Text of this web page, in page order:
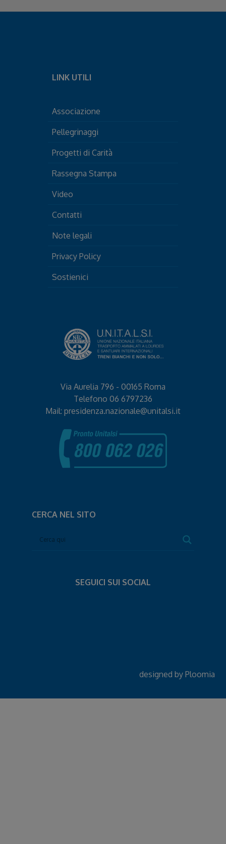
LINK UTILI
Associazione
Pellegrinaggi
Progetti di Carità
Rassegna Stampa
Video
Contatti
Note legali
Privacy Policy
Sostienici
Via Aurelia 796 - 00165 Roma
Telefono 06 6797236
Mail: presidenza.nazionale@unitalsi.it
CERCA NEL SITO
SEGUICI SUI SOCIAL
designed by Ploomia